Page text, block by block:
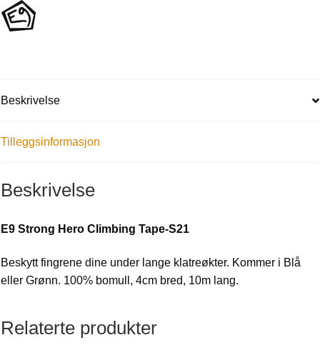
Beskrivelse
Tilleggsinformasjon
Beskrivelse
E9 Strong Hero Climbing Tape-S21
Beskytt fingrene dine under lange klatreøkter. Kommer i Blå
eller Grønn. 100% bomull, 4cm bred, 10m lang.
Relaterte produkter